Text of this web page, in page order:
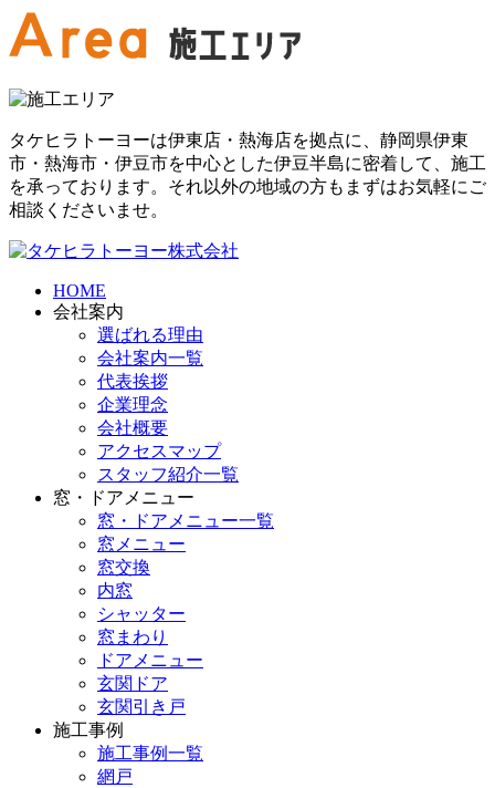
タケヒラトーヨーは伊東店・熱海店を拠点に、静岡県伊東
市・熱海市・伊豆市を中心とした伊豆半島に密着して、施工
を承っております。それ以外の地域の方もまずはお気軽にご
相談くださいませ。
HOME
会社案内
選ばれる理由
会社案内一覧
代表挨拶
企業理念
会社概要
アクセスマップ
スタッフ紹介一覧
窓・ドアメニュー
窓・ドアメニュー一覧
窓メニュー
窓交換
内窓
シャッター
窓まわり
ドアメニュー
玄関ドア
玄関引き戸
施工事例
施工事例一覧
網戸